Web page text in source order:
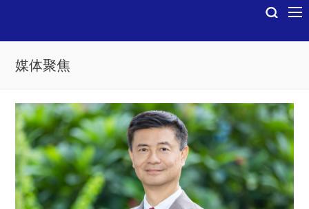
媒体聚焦